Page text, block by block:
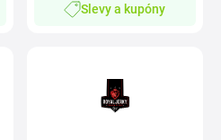
Slevy a kupóny